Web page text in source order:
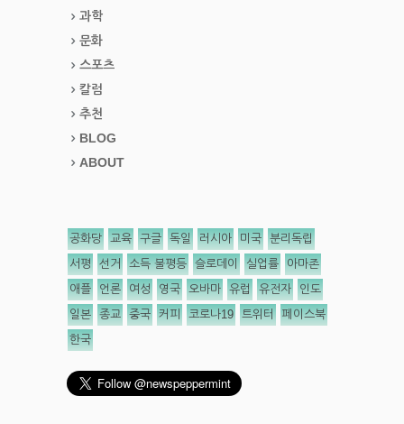
과학
문화
스포츠
칼럼
추천
BLOG
ABOUT
공화당 교육 구글 독일 러시아 미국 분리독립
서평 선거 소득 불평등 슬로데이 실업률 아마존
애플 언론 여성 영국 오바마 유럽 유전자 인도
일본 종교 중국 커피 코로나19 트위터 페이스북
한국